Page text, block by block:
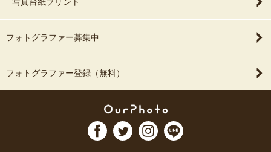
写真台紙プリント
フォトグラファー募集中
フォトグラファー登録（無料）